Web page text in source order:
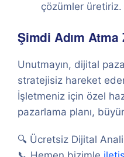
çözümler üretiriz.
Şimdi Adım Atma
Unutmayın, dijital
stratejisiz hareket
İşletmeniz için özel
pazarlama planı,
🔍 Ücretsiz Dijital